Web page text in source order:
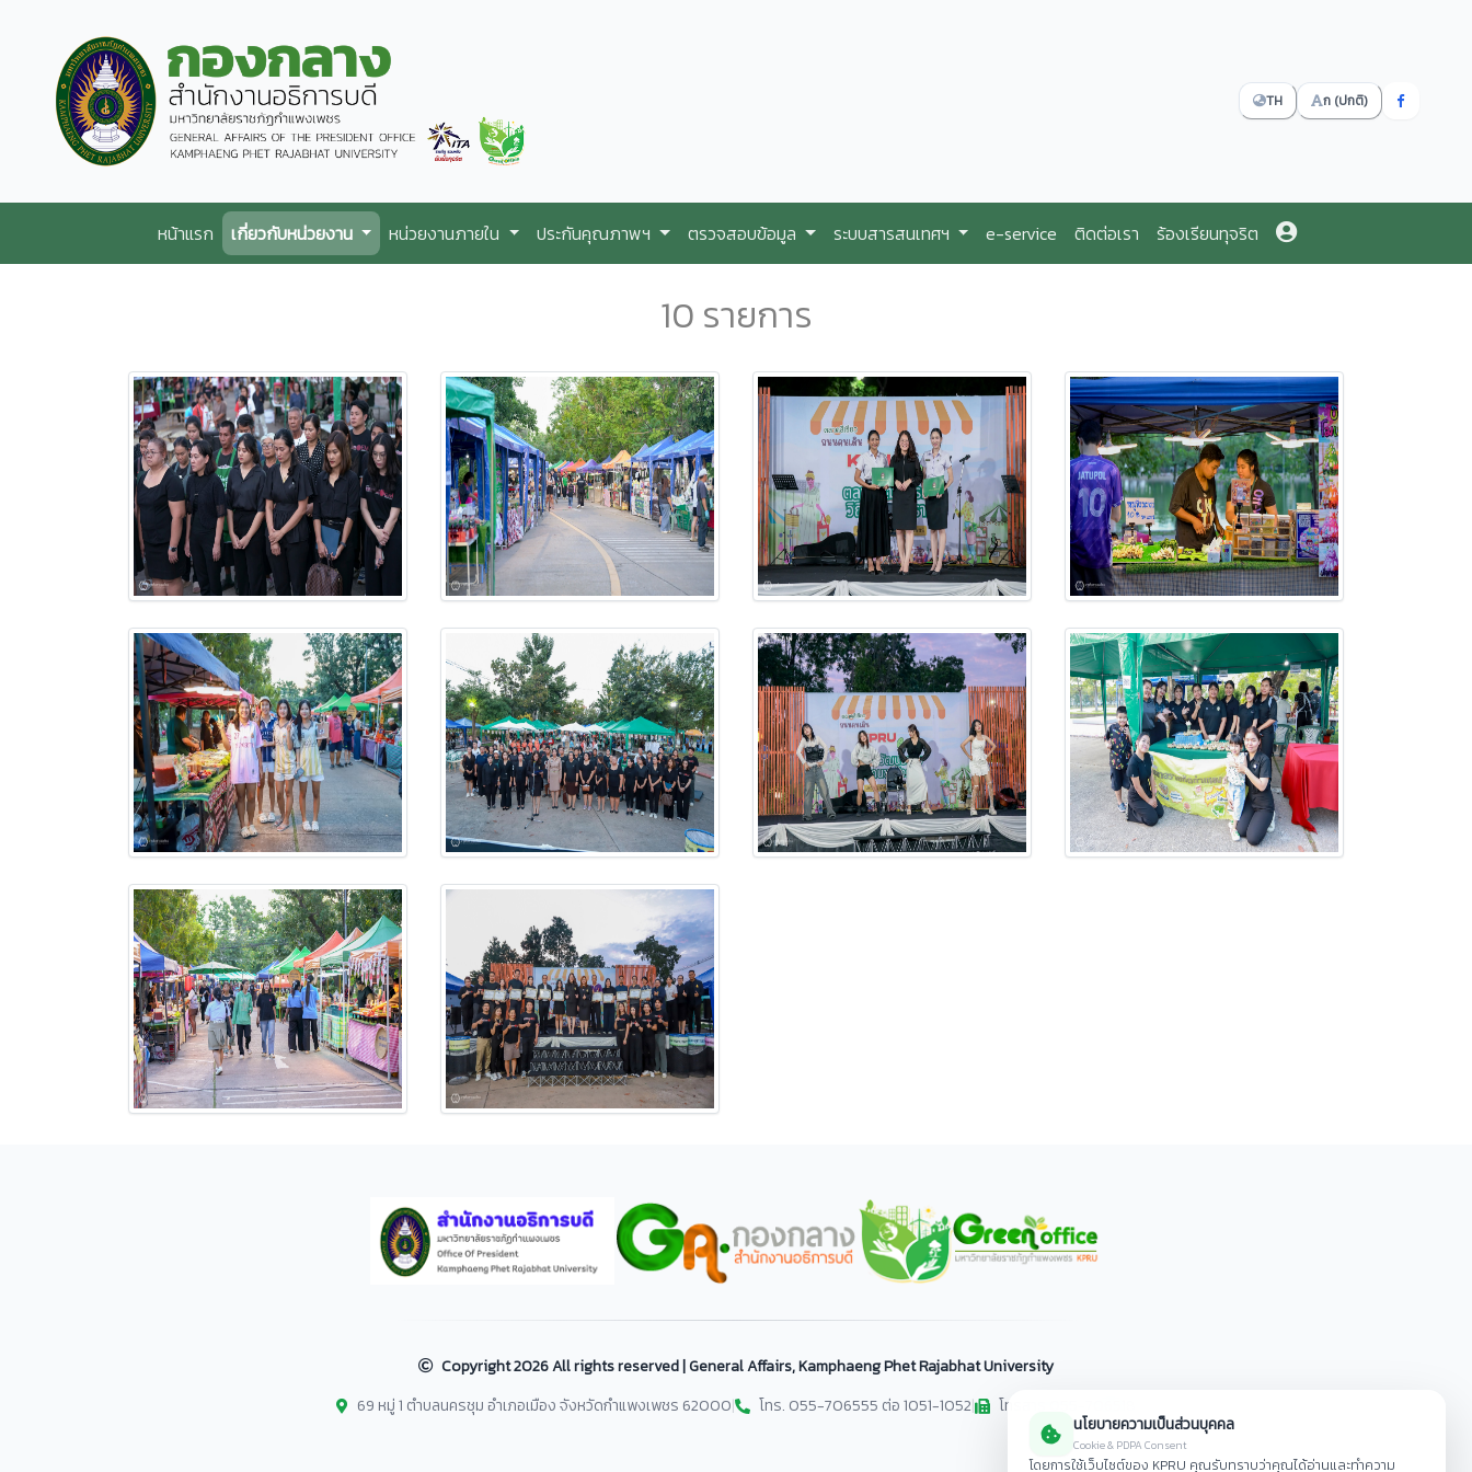
TH ก (ปกติ)
หน้าแรก เกี่ยวกับหน่วยงาน หน่วยงานภายใน ประกันคุณภาพฯ ตรวจสอบข้อมูล ระบบสารสนเทศฯ e-service ติดต่อเรา ร้องเรียนทุจริต
10 รายการ
Copyright2026 All rights reserved | General Affairs, Kamphaeng Phet Rajabhat University
69 หมู่ 1 ตำบลนครชุม อำเภอเมือง จังหวัดกำแพงเพชร 62000| โทร. 055-706555 ต่อ 1051-1052| โทรสาร 055-706518
นโยบายความเป็นส่วนบุคคล
Cookie & PDPA Consent
โดยการใช้เว็บไซต์ของ KPRU คุณรับทราบว่าคุณได้อ่านและทำความ